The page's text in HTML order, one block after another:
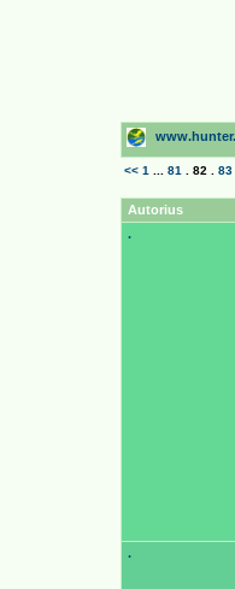
<< 1 81 82 83
Autorius
.
.